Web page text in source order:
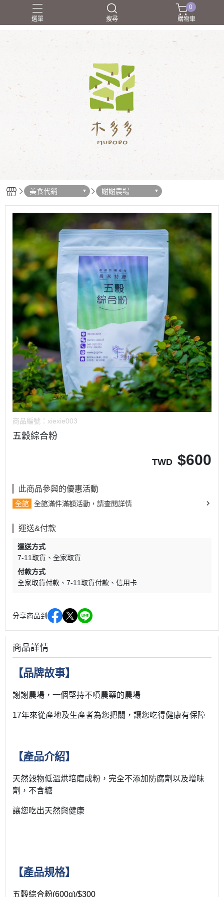
選單 搜尋
合作廠商介紹 職人介紹 送朋友
0
購物車
美食代銷 謝謝農場
商品編號： xiexie003
五穀綜合粉
TWD $600
此商品參與的優惠活動
全館 全館滿件滿額活動，請查閱詳情
運送&付款
運送方式
7-11取貨
全家取貨
付款方式
全家取貨付款
7-11取貨付款 信用卡
分享商品到
商品詳情
【品牌故事】
謝謝農場，一個堅持不噴農藥的農場
17年來從產地及生產者為您把關，讓您吃得健康有保障
【產品介紹】
天然穀物低溫烘培磨成粉，完全不添加防腐劑以及增味
劑，不含糖
讓您吃出天然與健康
【產品規格】
五穀綜合粉(600g)/$300